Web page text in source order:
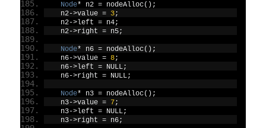
Node* n2 = nodeAlloc();
    n2
->value = 3;
    n2
->left = n4;
    n2
->right = n5;
Node* n6 = nodeAlloc();
    n6
->value = 8;
    n6
->left = NULL;
    n6
->right = NULL;
Node* n3 = nodeAlloc();
    n3
->value = 7;
    n3
->left = NULL;
    n3
->right = n6;